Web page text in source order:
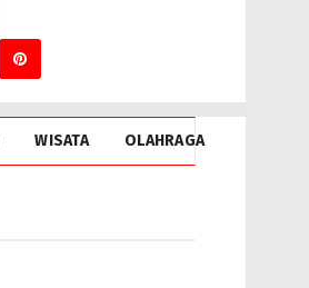
WISATA OLAHRAGA